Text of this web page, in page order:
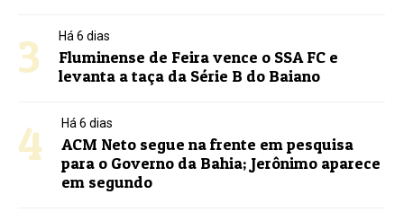
3 Há 6 dias
Fluminense de Feira vence o SSA FC e
levanta a taça da Série B do Baiano
4 Há 6 dias
ACM Neto segue na frente em pesquisa
para o Governo da Bahia; Jerônimo aparece
em segundo